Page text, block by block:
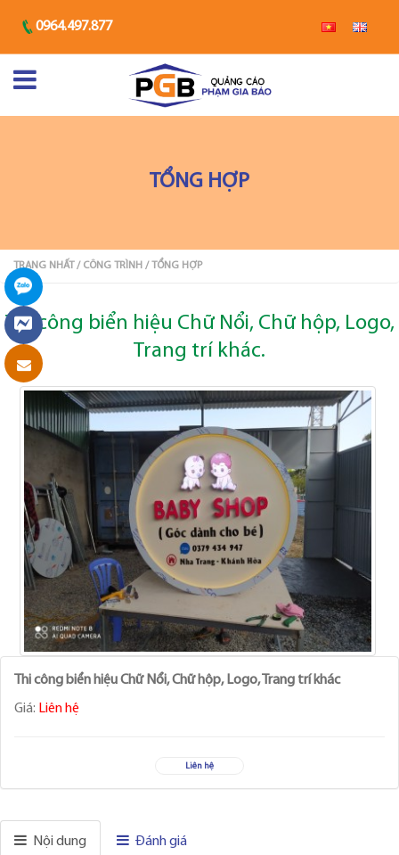
0964.497.877
TỔNG HỢP
TRANG NHẤT / CÔNG TRÌNH / TỔNG HỢP
Thi công biển hiệu Chữ Nổi, Chữ hộp, Logo,
Trang trí khác.
Thi công biển hiệu Chữ Nổi, Chữ hộp, Logo, Trang trí khác
Giá: Liên hệ
Liên hệ
Nội dung Đánh giá